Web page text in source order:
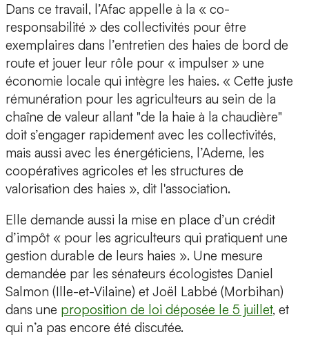
Dans ce travail, l’Afac appelle à la « co-
responsabilité » des collectivités pour être
exemplaires dans l’entretien des haies de bord de
route et jouer leur rôle pour « impulser » une
économie locale qui intègre les haies. « Cette juste
rémunération pour les agriculteurs au sein de la
chaîne de valeur allant "de la haie à la chaudière"
doit s’engager rapidement avec les collectivités,
mais aussi avec les énergéticiens, l’Ademe, les
coopératives agricoles et les structures de
valorisation des haies », dit l'association.
Elle demande aussi la mise en place d’un crédit
d’impôt « pour les agriculteurs qui pratiquent une
gestion durable de leurs haies ». Une mesure
demandée par les sénateurs écologistes Daniel
Salmon (Ille-et-Vilaine) et Joël Labbé (Morbihan)
dans une proposition de loi déposée le 5 juillet, et
qui n’a pas encore été discutée.